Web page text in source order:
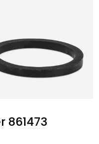
861473